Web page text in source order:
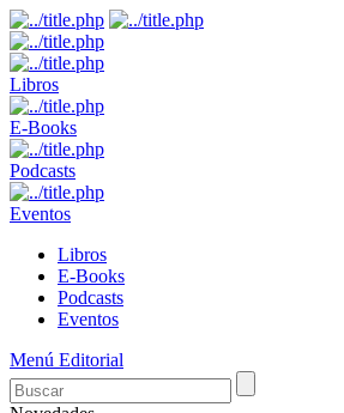
Libros
E-Books
Podcasts
Eventos
Libros
E-Books
Podcasts
Eventos
Menú Editorial